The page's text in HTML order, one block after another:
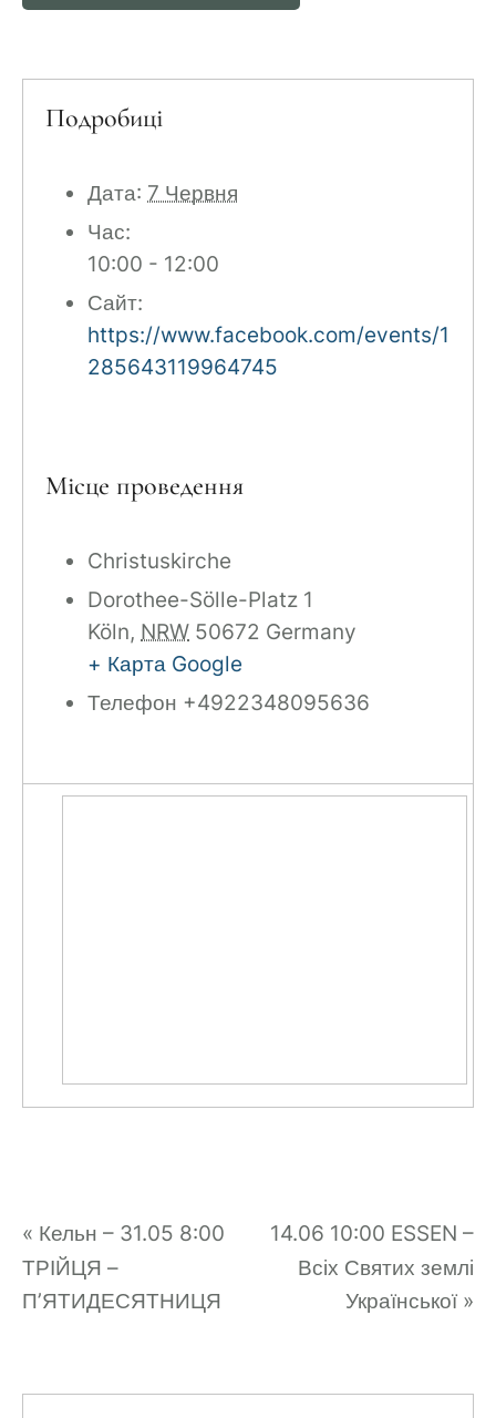
Подробиці
Дата: 7 Червня
Час:
10:00 - 12:00
Сайт:
https://www.facebook.com/events/1
285643119964745
Місце проведення
Christuskirche
Dorothee-Sölle-Platz 1
Köln, NRW 50672 Germany
+ Карта Google
Телефон +4922348095636
« Кельн – 31.05 8:00
ТРІЙЦЯ –
П’ЯТИДЕСЯТНИЦЯ
14.06 10:00 ESSEN –
Всіх Святих землі
Української »